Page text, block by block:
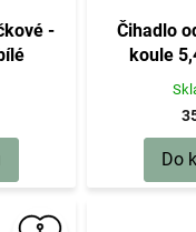
-
Čihadlo
koule
Do